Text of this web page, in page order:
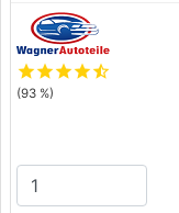
starstarstarstarstar_half
(93 %)